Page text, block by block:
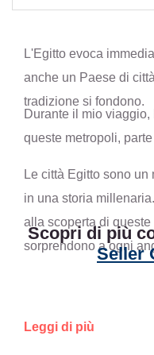
L'Egitto evoca
anche un Paese di
tradizione si fondono.
Durante il mio
queste metropoli,
Le città Egitto sono
in una storia
alla scoperta di
sorprendono a ogni
Scopri di più
Seller
Leggi di più